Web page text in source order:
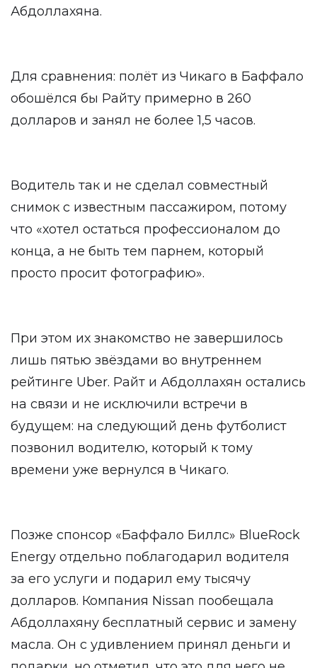
Абдоллахяна.
Для сравнения: полёт из Чикаго в Баффало
обошёлся бы Райту примерно в 260
долларов и занял не более 1,5 часов.
Водитель так и не сделал совместный
снимок с известным пассажиром, потому
что «хотел остаться профессионалом до
конца, а не быть тем парнем, который
просто просит фотографию».
При этом их знакомство не завершилось
лишь пятью звёздами во внутреннем
рейтинге Uber. Райт и Абдоллахян остались
на связи и не исключили встречи в
будущем: на следующий день футболист
позвонил водителю, который к тому
времени уже вернулся в Чикаго.
Позже спонсор «Баффало Биллс» BlueRock
Energy отдельно поблагодарил водителя
за его услуги и подарил ему тысячу
долларов. Компания Nissan пообещала
Абдоллахяну бесплатный сервис и замену
масла. Он с удивлением принял деньги и